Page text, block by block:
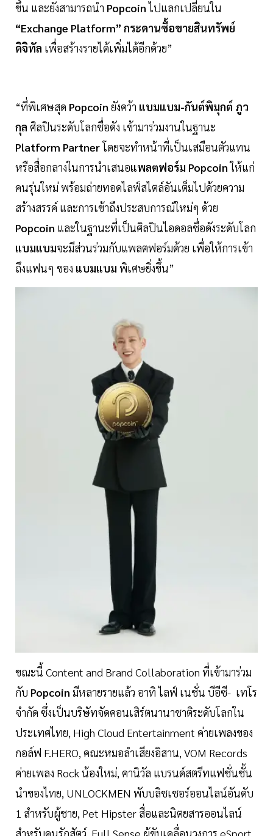
ขึ้น และยังสามารถนำ Popcoinไปแลกเปลี่ยนใน
“Exchange Platform” กระดานซื้อขายสินทรัพย์
ดิจิทัล เพื่อสร้างรายได้เพิ่มได้อีกด้วย”
“ที่พิเศษสุด Popcoin ยังคว้า แบมแบม-กันต์พิมุกต์ ภูว
กุล ศิลปินระดับโลกชื่อดัง เข้ามาร่วมงานในฐานะ
Platform Partnerโดยจะทำหน้าที่เป็นเสมือนตัวแทน
หรือสื่อกลางในการนำเสนอแพลตฟอร์ม Popcoinให้แก่
คนรุ่นใหม่ พร้อมถ่ายทอดไลฟ์สไตล์อันเต็มไปด้วยความ
สร้างสรรค์ และการเข้าถึงประสบการณ์ใหม่ๆ ด้วย
Popcoin และในฐานะที่เป็นศิลปินไอดอลชื่อดังระดับโลก
แบมแบมจะมีส่วนร่วมกับแพลตฟอร์มด้วย เพื่อให้การเข้า
ถึงแฟนๆ ของ แบมแบม พิเศษยิ่งขึ้น”
ขณะนี้ Content and Brand Collaboration ที่เข้ามาร่วม
กับ Popcoin มีหลายรายแล้ว อาทิ ไลฟ์ เนชั่น บีอีซี- เทโร
จำกัด ซึ่งเป็นบริษัทจัดคอนเสิร์ตนานาชาติระดับโลกใน
ประเทศไทย, High Cloud Entertainment ค่ายเพลงของ
กอล์ฟ F.HERO, คณะหมอลำเสียงอิสาน, VOM Records
ค่ายเพลง Rock น้องใหม่, คานิวัล แบรนด์สตรีทแฟชั่นชั้น
นำของไทย, UNLOCKMEN พับบลิชเชอร์ออนไลน์อันดับ
1 สำหรับผู้ชาย, Pet Hipster สื่อและนิตยสารออนไลน์